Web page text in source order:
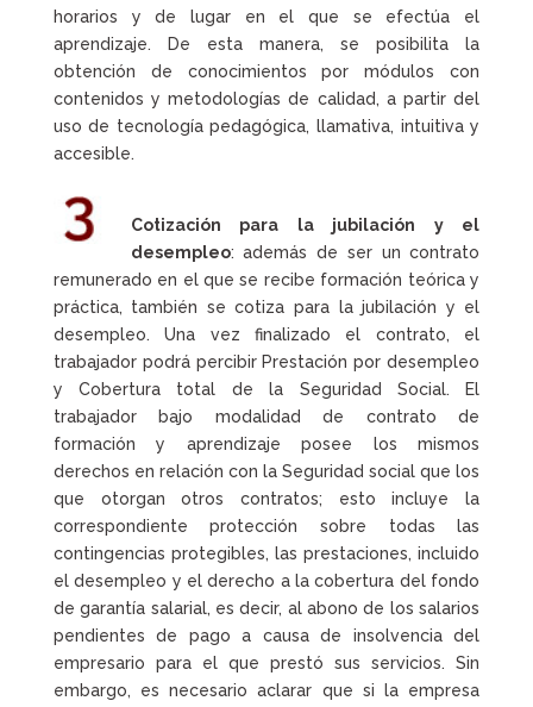
horarios y de lugar en el que se efectúa el
aprendizaje. De esta manera, se posibilita la
obtención de conocimientos por módulos con
contenidos y metodologías de calidad, a partir del
uso de tecnología pedagógica, llamativa, intuitiva y
accesible.
Cotización para la jubilación y el
desempleo: además de ser un contrato
remunerado en el que se recibe formación teórica y
práctica, también se cotiza para la jubilación y el
desempleo. Una vez finalizado el contrato, el
trabajador podrá percibir Prestación por desempleo
y Cobertura total de la Seguridad Social. El
trabajador bajo modalidad de contrato de
formación y aprendizaje posee los mismos
derechos en relación con la Seguridad social que los
que otorgan otros contratos; esto incluye la
correspondiente protección sobre todas las
contingencias protegibles, las prestaciones, incluido
el desempleo y el derecho a la cobertura del fondo
de garantía salarial, es decir, al abono de los salarios
pendientes de pago a causa de insolvencia del
empresario para el que prestó sus servicios. Sin
embargo, es necesario aclarar que si la empresa